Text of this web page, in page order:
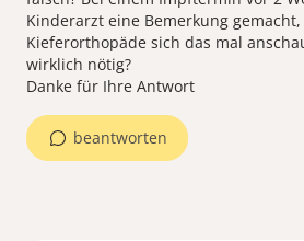
Kinderarzt eine Bemerkung
Kieferorthopäde sich das mal
wirklich nötig?
Danke für Ihre Antwort
beantworten